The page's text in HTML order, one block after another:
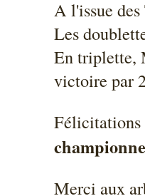
A l'issue
Les
En triplette,
victoire par
Merci aux